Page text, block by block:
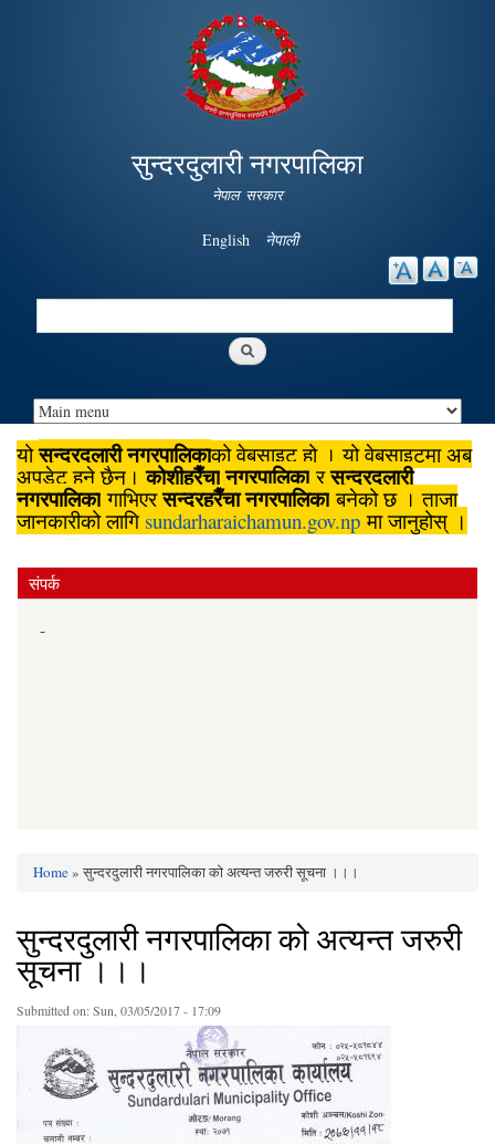
main
content
सुन्दरदुलारी नगरपालिका
नेपाल सरकार
English नेपाली
Search
योसुन्दरदुलारी नगरपालिकाको वेबसाइट हो । यो वेबसाइटमा अब
अपडेट हुने छैन।कोशीहरैँचानगरपालिका रसुन्दरदुलारी
नगरपालिका गाभिएरसुन्दरहरैँचानगरपालिका बनेको छ । ताजा
जानकारीको लागि sundarharaichamun.gov.np मा जानुहोस् ।
संपर्क
-
You are here
Home» सुन्दरदुलारी नगरपालिका को अत्यन्त जरुरी सूचना ।।।
सुन्दरदुलारी नगरपालिका को अत्यन्त जरुरी
सूचना ।।।
Submitted on:Sun, 03/05/2017 - 17:09